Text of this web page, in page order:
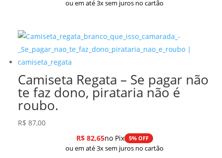
ou em até 3x sem juros no cartão
Camiseta Regata – Se pagar não
te faz dono, pirataria não é
roubo.
R$ 87,00
R$82,65no Pix 5% OFF
ou em até 3x sem juros no cartão